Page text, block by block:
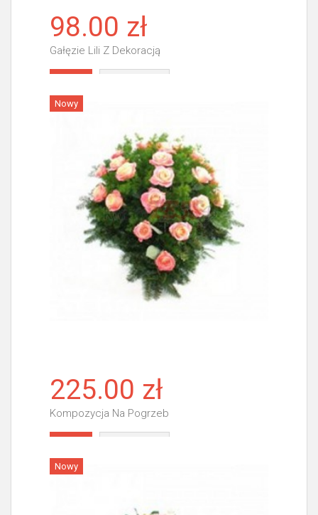
98.00 zł
Gałęzie Lili Z Dekoracją
Nowy
225.00 zł
Kompozycja Na Pogrzeb
Nowy